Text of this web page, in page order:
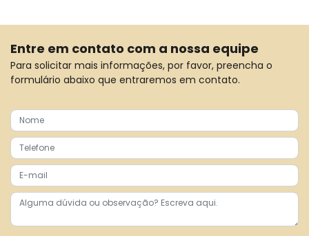
Entre em contato com a nossa equipe
Para solicitar mais informações, por favor, preencha o
formulário abaixo que entraremos em contato.